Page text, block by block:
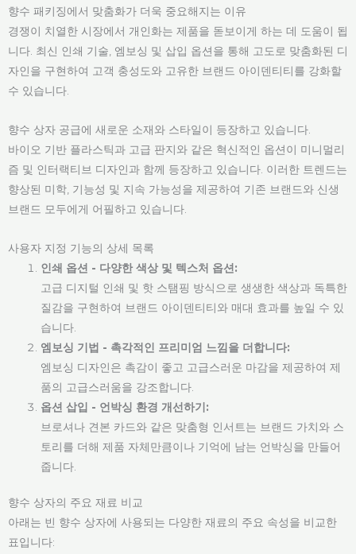
향수 패키징에서 맞춤화가 더욱 중요해지는 이유
경쟁이 치열한 시장에서 개인화는 제품을 돋보이게 하는 데 도움이 됩
니다. 최신 인쇄 기술, 엠보싱 및 삽입 옵션을 통해 고도로 맞춤화된 디
자인을 구현하여 고객 충성도와 고유한 브랜드 아이덴티티를 강화할
수 있습니다.
향수 상자 공급에 새로운 소재와 스타일이 등장하고 있습니다.
바이오 기반 플라스틱과 고급 판지와 같은 혁신적인 옵션이 미니멀리
즘 및 인터랙티브 디자인과 함께 등장하고 있습니다. 이러한 트렌드는
향상된 미학, 기능성 및 지속 가능성을 제공하여 기존 브랜드와 신생
브랜드 모두에게 어필하고 있습니다.
사용자 지정 기능의 상세 목록
인쇄 옵션 - 다양한 색상 및 텍스처 옵션:
고급 디지털 인쇄 및 핫 스탬핑 방식으로 생생한 색상과 독특한
질감을 구현하여 브랜드 아이덴티티와 매대 효과를 높일 수 있
습니다.
엠보싱 기법 - 촉각적인 프리미엄 느낌을 더합니다:
엠보싱 디자인은 촉감이 좋고 고급스러운 마감을 제공하여 제
품의 고급스러움을 강조합니다.
옵션 삽입 - 언박싱 환경 개선하기:
브로셔나 견본 카드와 같은 맞춤형 인서트는 브랜드 가치와 스
토리를 더해 제품 자체만큼이나 기억에 남는 언박싱을 만들어
줍니다.
향수 상자의 주요 재료 비교
아래는 빈 향수 상자에 사용되는 다양한 재료의 주요 속성을 비교한
표입니다: